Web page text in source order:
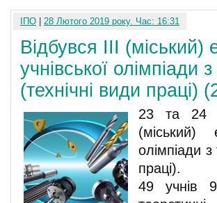
ІПО 28 Лютого 2019 року. Час: 16:31
Відбувся ІІІ (міський)
учнівської олімпіади
(технічні види праці)
23 та 24
(міський)
олімпіади
праці).
49 учнів